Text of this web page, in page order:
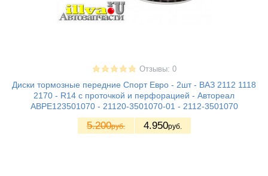
Отзывы: 0
Диски тормозные передние Спорт Евро - 2шт - ВАЗ 2112 1118
2170 - R14 с проточкой и перфорацией - Автореал
ABPE123501070 - 21120-3501070-01 - 2112-3501070
5.200руб. 4.950руб.